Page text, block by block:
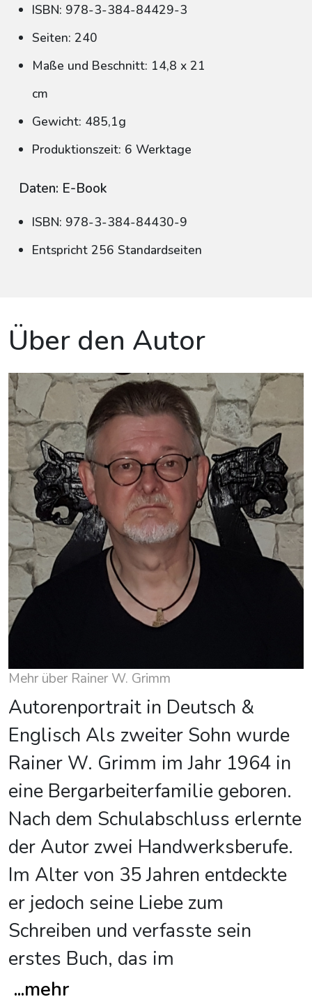
ISBN: 978-3-384-84429-3
Seiten: 240
Maße und Beschnitt: 14,8 x 21
cm
Gewicht: 485,1g
Produktionszeit: 6 Werktage
Daten: E-Book
ISBN: 978-3-384-84430-9
Entspricht 256 Standardseiten
Über den Autor
Mehr über Rainer W. Grimm
Autorenportrait in Deutsch &
Englisch Als zweiter Sohn wurde
Rainer W. Grimm im Jahr 1964 in
eine Bergarbeiterfamilie geboren.
Nach dem Schulabschluss erlernte
der Autor zwei Handwerksberufe.
Im Alter von 35 Jahren entdeckte
er jedoch seine Liebe zum
Schreiben und verfasste sein
erstes Buch, das im
...mehr